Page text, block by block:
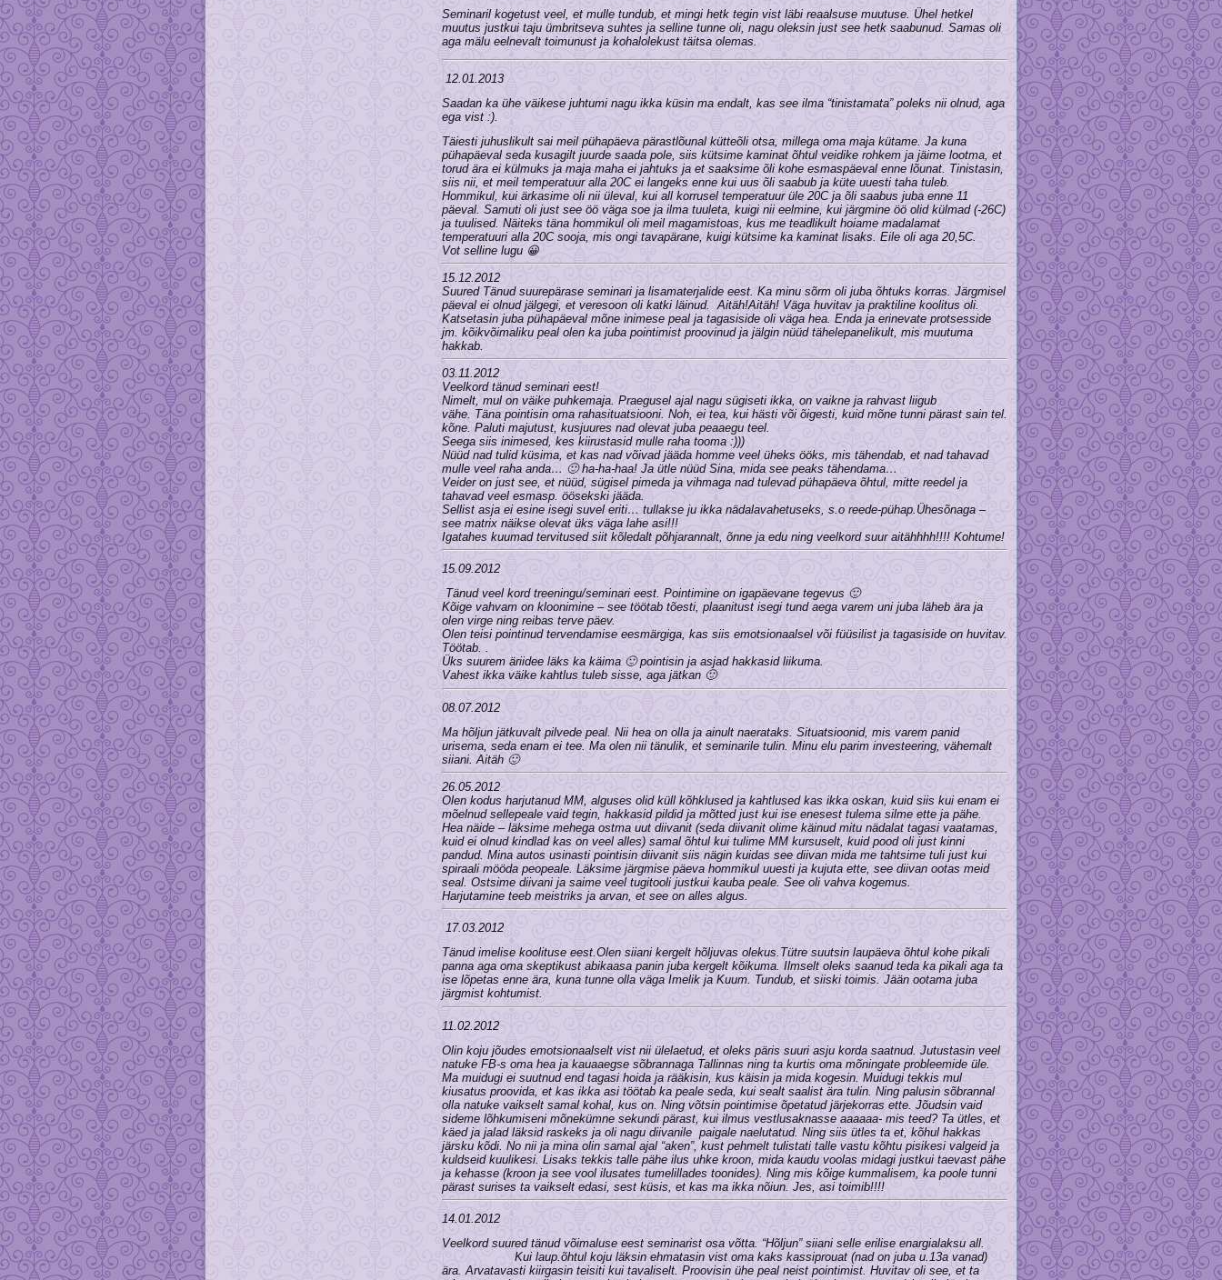
Seminaril kogetust veel, et mulle tundub, et mingi hetk tegin vist läbi reaalsuse muutuse. Ühel hetkel
muutus justkui taju ümbritseva suhtes ja selline tunne oli, nagu oleksin just see hetk saabunud. Samas oli
aga mälu eelnevalt toimunust ja kohalolekust täitsa olemas.
12.01.2013
Saadan ka ühe väikese juhtumi nagu ikka küsin ma endalt, kas see ilma “tinistamata” poleks nii olnud, aga
ega vist :).
Täiesti juhuslikult sai meil pühapäeva pärastlõunal kütteõli otsa, millega oma maja kütame. Ja kuna
pühapäeval seda kusagilt juurde saada pole, siis kütsime kaminat õhtul veidike rohkem ja jäime lootma, et
torud ära ei külmuks ja maja maha ei jahtuks ja et saaksime õli kohe esmaspäeval enne lõunat. Tinistasin,
siis nii, et meil temperatuur alla 20C ei langeks enne kui uus õli saabub ja küte uuesti taha tuleb.
Hommikul, kui ärkasime oli nii üleval, kui all korrusel temperatuur üle 20C ja õli saabus juba enne 11
päeval. Samuti oli just see öö väga soe ja ilma tuuleta, kuigi nii eelmine, kui järgmine öö olid külmad (-26C)
ja tuulised. Näiteks täna hommikul oli meil magamistoas, kus me teadlikult hoiame madalamat
temperatuuri alla 20C sooja, mis ongi tavapärane, kuigi kütsime ka kaminat lisaks. Eile oli aga 20,5C.
Vot selline lugu 😀
15.12.2012
Suured Tänud suurepärase seminari ja lisamaterjalide eest. Ka minu sõrm oli juba õhtuks korras. Järgmisel
päeval ei olnud jälgegi, et veresoon oli katki läinud. Aitäh!Aitäh! Väga huvitav ja praktiline koolitus oli.
Katsetasin juba pühapäeval mõne inimese peal ja tagasiside oli väga hea. Enda ja erinevate protsesside
jm. kõikvõimaliku peal olen ka juba pointimist proovinud ja jälgin nüüd tähelepanelikult, mis muutuma
hakkab.
03.11.2012
Veelkord tänud seminari eest!
Nimelt, mul on väike puhkemaja. Praegusel ajal nagu sügiseti ikka, on vaikne ja rahvast liigub
vähe. Täna pointisin oma rahasituatsiooni. Noh, ei tea, kui hästi või õigesti, kuid mõne tunni pärast sain tel.
kõne. Paluti majutust, kusjuures nad olevat juba peaaegu teel.
Seega siis inimesed, kes kiirustasid mulle raha tooma :)))
Nüüd nad tulid küsima, et kas nad võivad jääda homme veel üheks ööks, mis tähendab, et nad tahavad
mulle veel raha anda… 🙂 ha-ha-haa! Ja ütle nüüd Sina, mida see peaks tähendama…
Veider on just see, et nüüd, sügisel pimeda ja vihmaga nad tulevad pühapäeva õhtul, mitte reedel ja
tahavad veel esmasp. öösekski jääda.
Sellist asja ei esine isegi suvel eriti… tullakse ju ikka nädalavahetuseks, s.o reede-pühap.Ühesõnaga –
see matrix näikse olevat üks väga lahe asi!!!
Igatahes kuumad tervitused siit kõledalt põhjarannalt, õnne ja edu ning veelkord suur aitähhhh!!!! Kohtume!
15.09.2012
Tänud veel kord treeningu/seminari eest. Pointimine on igapäevane tegevus 🙂
Kõige vahvam on kloonimine – see töötab tõesti, plaanitust isegi tund aega varem uni juba läheb ära ja
olen virge ning reibas terve päev.
Olen teisi pointinud tervendamise eesmärgiga, kas siis emotsionaalsel või füüsilist ja tagasiside on huvitav.
Töötab. .
Üks suurem äriidee läks ka käima 🙂 pointisin ja asjad hakkasid liikuma.
Vahest ikka väike kahtlus tuleb sisse, aga jätkan 🙂
08.07.2012
Ma hõljun jätkuvalt pilvede peal. Nii hea on olla ja ainult naerataks. Situatsioonid, mis varem panid
urisema, seda enam ei tee. Ma olen nii tänulik, et seminarile tulin. Minu elu parim investeering, vähemalt
siiani. Aitäh 🙂
26.05.2012
Olen kodus harjutanud MM, alguses olid küll kõhklused ja kahtlused kas ikka oskan, kuid siis kui enam ei
mõelnud sellepeale vaid tegin, hakkasid pildid ja mõtted just kui ise enesest tulema silme ette ja pähe.
Hea näide – läksime mehega ostma uut diivanit (seda diivanit olime käinud mitu nädalat tagasi vaatamas,
kuid ei olnud kindlad kas on veel alles) samal õhtul kui tulime MM kursuselt, kuid pood oli just kinni
pandud. Mina autos usinasti pointisin diivanit siis nägin kuidas see diivan mida me tahtsime tuli just kui
spiraali mööda peopeale. Läksime järgmise päeva hommikul uuesti ja kujuta ette, see diivan ootas meid
seal. Ostsime diivani ja saime veel tugitooli justkui kauba peale. See oli vahva kogemus.
Harjutamine teeb meistriks ja arvan, et see on alles algus.
17.03.2012
Tänud imelise koolituse eest.Olen siiani kergelt hõljuvas olekus.Tütre suutsin laupäeva õhtul kohe pikali
panna aga oma skeptikust abikaasa panin juba kergelt kõikuma. Ilmselt oleks saanud teda ka pikali aga ta
ise lõpetas enne ära, kuna tunne olla väga Imelik ja Kuum. Tundub, et siiski toimis. Jään ootama juba
järgmist kohtumist.
11.02.2012
Olin koju jõudes emotsionaalselt vist nii ülelaetud, et oleks päris suuri asju korda saatnud. Jutustasin veel
natuke FB-s oma hea ja kauaaegse sõbrannaga Tallinnas ning ta kurtis oma mõningate probleemide üle.
Ma muidugi ei suutnud end tagasi hoida ja rääkisin, kus käisin ja mida kogesin. Muidugi tekkis mul
kiusatus proovida, et kas ikka asi töötab ka peale seda, kui sealt saalist ära tulin. Ning palusin sõbrannal
olla natuke vaikselt samal kohal, kus on. Ning võtsin pointimise õpetatud järjekorras ette. Jõudsin vaid
sideme lõhkumiseni mõnekümne sekundi pärast, kui ilmus vestlusaknasse aaaaaa- mis teed? Ta ütles, et
käed ja jalad läksid raskeks ja oli nagu diivanile paigale naelutatud. Ning siis ütles ta et, kõhul hakkas
järsku kõdi. No nii ja mina olin samal ajal “aken”, kust pehmelt tulistati talle vastu kõhtu pisikesi valgeid ja
kuldseid kuulikesi. Lisaks tekkis talle pähe ilus uhke kroon, mida kaudu voolas midagi justkui taevast pähe
ja kehasse (kroon ja see vool ilusates tumelillades toonides). Ning mis kõige kummalisem, ka poole tunni
pärast surises ta vaikselt edasi, sest küsis, et kas ma ikka nõiun. Jes, asi toimib!!!!
14.01.2012
Veelkord suured tänud võimaluse eest seminarist osa võtta. “Hõljun” siiani selle erilise enargialaksu all.
Kui laup.õhtul koju läksin ehmatasin vist oma kaks kassiprouat (nad on juba u.13a vanad)
ära. Arvatavasti kiirgasin teisiti kui tavaliselt. Proovisin ühe peal neist pointimist. Huvitav oli see, et ta